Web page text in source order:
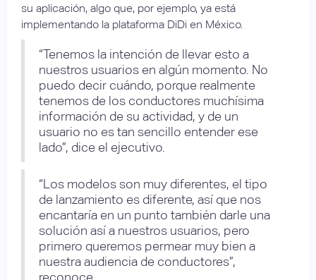
su aplicación, algo que, por ejemplo, ya está
implementando la plataforma DiDi en México.
“Tenemos la intención de llevar esto a
nuestros usuarios en algún momento. No
puedo decir cuándo, porque realmente
tenemos de los conductores muchísima
información de su actividad, y de un
usuario no es tan sencillo entender ese
lado”, dice el ejecutivo.
“Los modelos son muy diferentes, el tipo
de lanzamiento es diferente, así que nos
encantaría en un punto también darle una
solución así a nuestros usuarios, pero
primero queremos permear muy bien a
nuestra audiencia de conductores”,
reconoce.